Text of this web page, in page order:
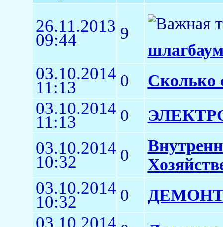
26.11.2013
09:44
9
03.10.2014
11:13 0 Сколько
03.10.2014
11:13 0
03.10.2014
10:32 0
03.10.2014
10:32 0
03.10.2014